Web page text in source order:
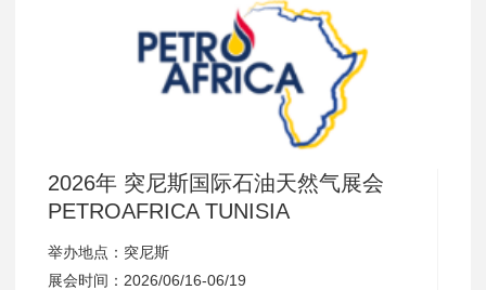
2026年 突尼斯国际石油天然气展会
PETROAFRICA TUNISIA
举办地点：突尼斯
展会时间：2026/06/16-06/19